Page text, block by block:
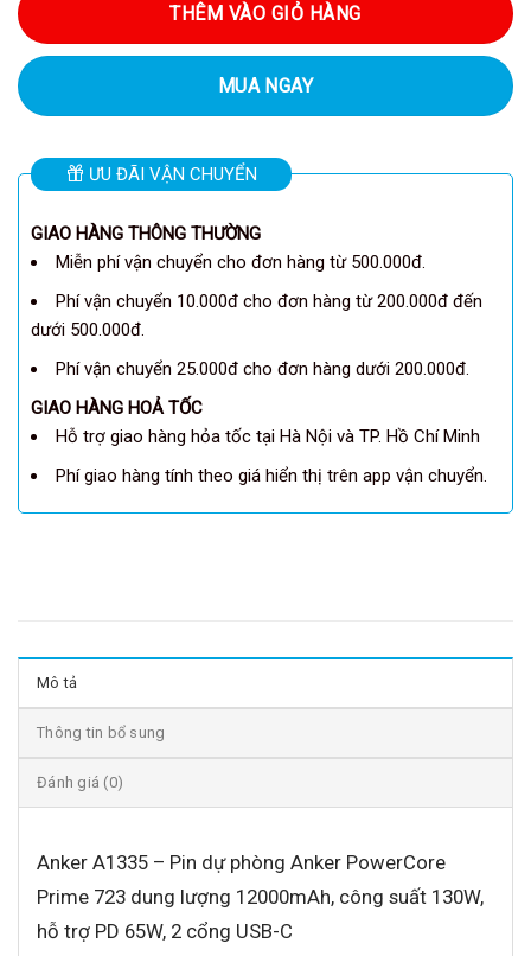
THÊM VÀO GIỎ HÀNG
MUA NGAY
ƯU ĐÃI VẬN CHUYỂN
GIAO HÀNG THÔNG THƯỜNG
Miễn phí vận chuyển cho đơn hàng từ 500.000đ.
Phí vận chuyển 10.000đ cho đơn hàng từ 200.000đ đến
dưới 500.000đ.
Phí vận chuyển 25.000đ cho đơn hàng dưới 200.000đ.
GIAO HÀNG HOẢ TỐC
Hỗ trợ giao hàng hỏa tốc tại Hà Nội và TP. Hồ Chí Minh
Phí giao hàng tính theo giá hiển thị trên app vận chuyển.
Mô tả
Thông tin bổ sung
Đánh giá (0)
Anker A1335 – Pin dự phòng Anker PowerCore
Prime 723 dung lượng 12000mAh, công suất 130W,
hỗ trợ PD 65W, 2 cổng USB-C